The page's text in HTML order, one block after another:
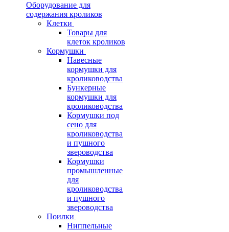
Оборудование для
содержания кроликов
Клетки
Товары для
клеток кроликов
Кормушки
Навесные
кормушки для
кролиководства
Бункерные
кормушки для
кролиководства
Кормушки под
сено для
кролиководства
и пушного
звероводства
Кормушки
промышленные
для
кролиководства
и пушного
звероводства
Поилки
Ниппельные